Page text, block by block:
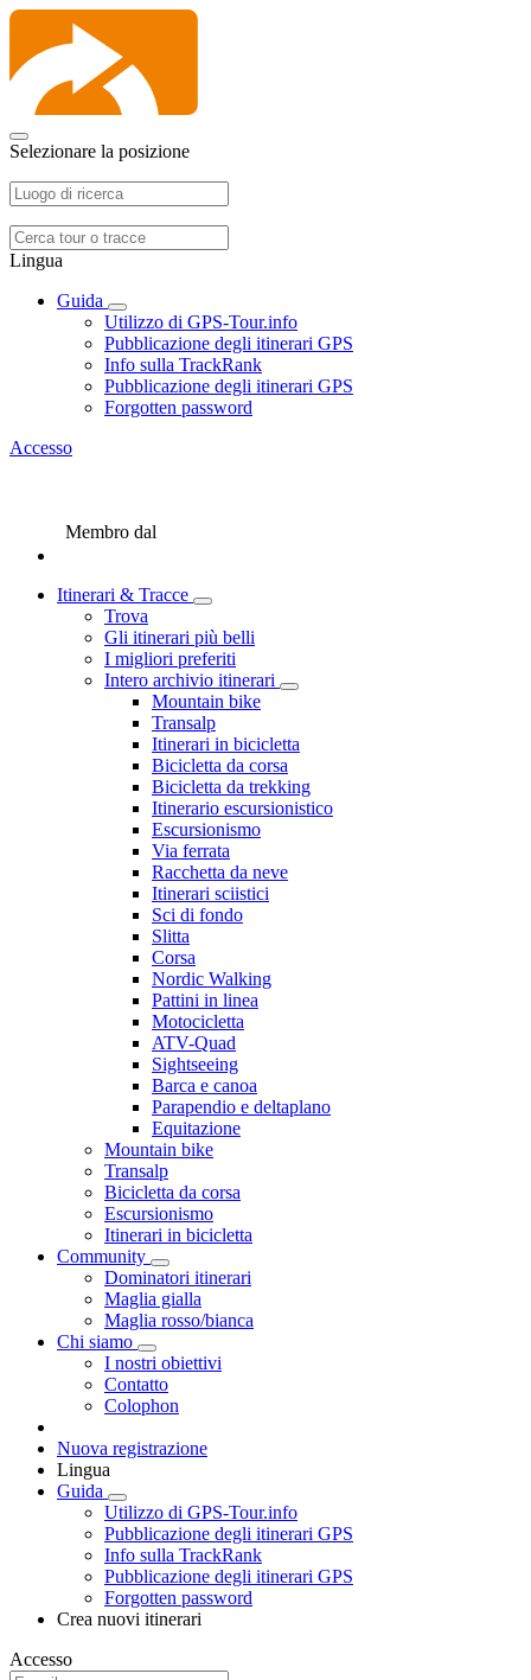
Selezionare la posizione
Lingua
Guida
Utilizzo di GPS-Tour.info
Pubblicazione degli itinerari GPS
Info sulla TrackRank
Pubblicazione degli itinerari GPS
Forgotten password
Accesso
Membro dal
Itinerari & Tracce
Trova
Gli itinerari più belli
I migliori preferiti
Intero archivio itinerari
Mountain bike
Transalp
Itinerari in bicicletta
Bicicletta da corsa
Bicicletta da trekking
Itinerario escursionistico
Escursionismo
Via ferrata
Racchetta da neve
Itinerari sciistici
Sci di fondo
Slitta
Corsa
Nordic Walking
Pattini in linea
Motocicletta
ATV-Quad
Sightseeing
Barca e canoa
Parapendio e deltaplano
Equitazione
Mountain bike
Transalp
Bicicletta da corsa
Escursionismo
Itinerari in bicicletta
Community
Dominatori itinerari
Maglia gialla
Maglia rosso/bianca
Chi siamo
I nostri obiettivi
Contatto
Colophon
Nuova registrazione
Lingua
Guida
Utilizzo di GPS-Tour.info
Pubblicazione degli itinerari GPS
Info sulla TrackRank
Pubblicazione degli itinerari GPS
Forgotten password
Crea nuovi itinerari
Accesso